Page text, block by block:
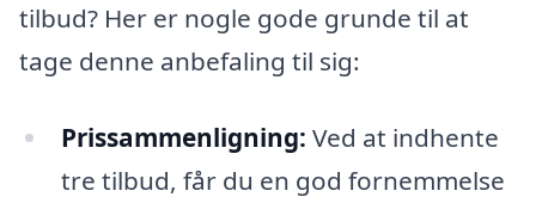
tilbud? Her er nogle gode grunde til at
tage denne anbefaling til sig:
Prissammenligning: Ved at indhente
tre tilbud, får du en god fornemmelse